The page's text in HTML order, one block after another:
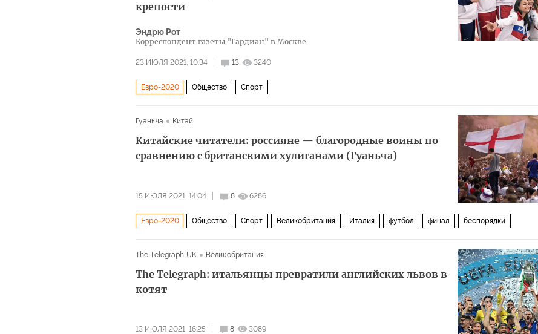
крепости
Эндрю Рот
Корреспондент газеты "Гардиан" в Москве
23 ИЮЛЯ 2021, 10:34 13 3240
Евро-2020 Общество Спорт
Всемирное антидопинговое агентство (ВАДА)
Олимпийский комитет России (ОКР)
Гуаньча Китай
Китайские читатели: россияне — благородные воины по
сравнению с британскими хулиганами (Гуаньча)
15 ИЮЛЯ 2021, 14:04 8 6286
Евро-2020 Общество Спорт Великобритания Италия футбол финал беспорядки
The Telegraph UK
Великобритания
The Telegraph: итальянцы превратили английских львов в
котят
13 ИЮЛЯ 2021, 16:25 8 3089